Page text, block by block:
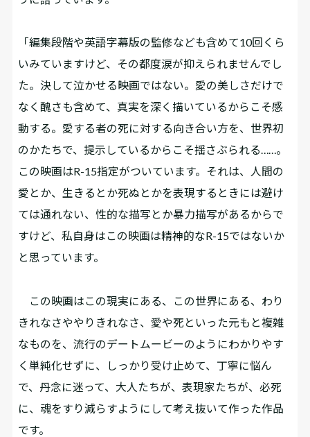
「編集段階や英語字幕版の監修なども含めて10回くら
いみていますけど、その都度涙が抑えられませんでし
た。決して泣かせる映画ではない。愛の美しさだけで
なく醜さも含めて、真実を深く描いているからこそ感
動する。愛する者の死に対する向き合い方を、世界初
のかたちで、提示しているからこそ揺さぶられる……。
この映画はR-15指定がついています。それは、人間の
愛とか、生きるとか死ぬとかを表現するときには避け
ては通れない、性的な描写とか暴力描写があるからで
すけど、私自身はこの映画は精神的なR-15ではないか
と思っています。
この映画はこの現実にある、この世界にある、わり
きれなさややりきれなさ、愛や死といった元もと複雑
なものを、流行のデートムービーのようにわかりやす
く単純化せずに、しっかり受け止めて、丁寧に悩ん
で、丹念に迷って、大人たちが、表現家たちが、必死
に、魂をすり減らすようにして考え抜いて作った作品
です。